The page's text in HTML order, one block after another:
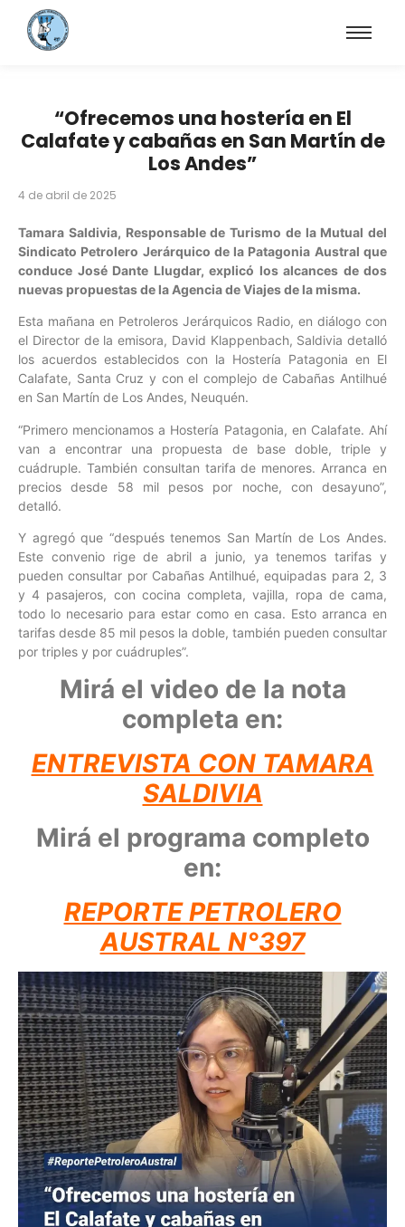
“Ofrecemos una hostería en El
Calafate y cabañas en San Martín de
Los Andes”
4 de abril de 2025
Tamara Saldivia, Responsable de Turismo de la Mutual del
Sindicato Petrolero Jerárquico de la Patagonia Austral que
conduce José Dante Llugdar, explicó los alcances de dos
nuevas propuestas de la Agencia de Viajes de la misma.
Esta mañana en Petroleros Jerárquicos Radio, en diálogo con
el Director de la emisora, David Klappenbach, Saldivia detalló
los acuerdos establecidos con la Hostería Patagonia en El
Calafate, Santa Cruz y con el complejo de Cabañas Antilhué
en San Martín de Los Andes, Neuquén.
“Primero mencionamos a Hostería Patagonia, en Calafate. Ahí
van a encontrar una propuesta de base doble, triple y
cuádruple. También consultan tarifa de menores. Arranca en
precios desde 58 mil pesos por noche, con desayuno”,
detalló.
Y agregó que “después tenemos San Martín de Los Andes.
Este convenio rige de abril a junio, ya tenemos tarifas y
pueden consultar por Cabañas Antilhué, equipadas para 2, 3
y 4 pasajeros, con cocina completa, vajilla, ropa de cama,
todo lo necesario para estar como en casa. Esto arranca en
tarifas desde 85 mil pesos la doble, también pueden consultar
por triples y por cuádruples”.
Mirá el video de la nota
completa en:
ENTREVISTA CON TAMARA
SALDIVIA
Mirá el programa completo
en:
REPORTE PETROLERO
AUSTRAL N°397